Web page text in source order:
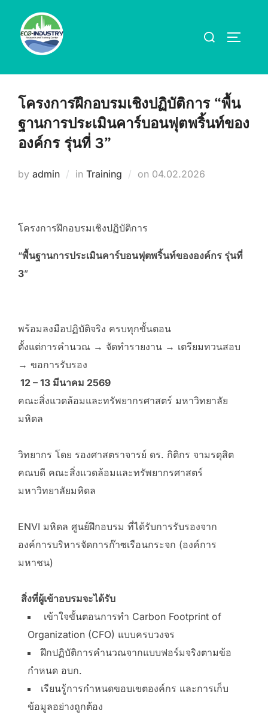
content
Search
โครงการฝึกอบรมเชิงปฏิบัติการ “พื้น
ฐานการประเมินคาร์บอนฟุตพริ้นท์ของ
องค์กร รุ่นที่ 3”
by admin in Training on Posted
04.02.2026
โครงการฝึกอบรมเชิงปฏิบัติการ
“พื้นฐานการประเมินคาร์บอนฟุตพริ้นท์ขององค์กร รุ่นที่
3”
พร้อมลงมือปฏิบัติจริง ครบทุกขั้นตอน
ตั้งแต่การคำนวณ → จัดทำรายงาน → เตรียมทวนสอบ
→ ขอการรับรอง
12 – 13 มีนาคม 2569
คณะสิ่งแวดล้อมและทรัพยากรศาสตร์ มหาวิทยาลัย
มหิดล
วิทยากร โดย รองศาสตราจารย์ ดร. กิติกร จามรดุสิต
คณบดี คณะสิ่งแวดล้อมและทรัพยากรศาสตร์
มหาวิทยาลัยมหิดล
ENVI มหิดล ศูนย์ฝึกอบรม ที่ได้รับการรับรองจาก
องค์การบริหารจัดการก๊าซเรือนกระจก (องค์การ
มหาชน)
สิ่งที่ผู้เข้าอบรมจะได้รับ
เข้าใจขั้นตอนการทำ Carbon Footprint of
Organization (CFO) แบบครบวงจร
ฝึกปฏิบัติการคำนวณจากแบบฟอร์มจริงตามข้อ
กำหนด อบก.
เรียนรู้การกำหนดขอบเขตองค์กร และการเก็บ
ข้อมูลอย่างถูกต้อง